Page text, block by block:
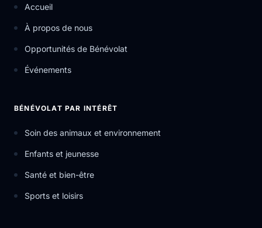
Accueil
À propos de nous
Opportunités de Bénévolat
Événements
BÉNÉVOLAT PAR INTÉRÊT
Soin des animaux et environnement
Enfants et jeunesse
Santé et bien-être
Sports et loisirs